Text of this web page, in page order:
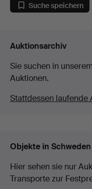
Suche speichern
Auktionsarchiv
Sie suchen in
Auktionen.
Stattdessen laufende
Objekte in Schweden
Hier sehen sie nur
Transporte zur